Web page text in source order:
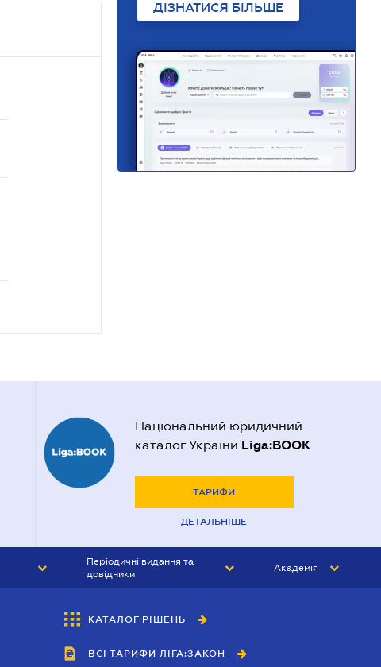
ДІЗНАТИСЯ БІЛЬШЕ
Національний юридичний
каталог України Liga:BOOK
ТАРИФИ
ДЕТАЛЬНІШЕ
Періодичні видання та
довідники
БУХГАЛТЕР&ЗАКОН
ВІСНИК МСФЗ
Академія
КАТАЛОГ РІШЕНЬ
ВСІ ТАРИФИ ЛІГА:ЗАКОН